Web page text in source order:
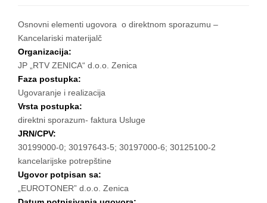
Osnovni elementi ugovora o direktnom sporazumu –
Kancelariski materijalč
Organizacija:
JP „RTV ZENICA“ d.o.o. Zenica
Faza postupka:
Ugovaranje i realizacija
Vrsta postupka:
direktni sporazum- faktura Usluge
JRN/CPV:
30199000-0; 30197643-5; 30197000-6; 30125100-2
kancelarijske potrepštine
Ugovor potpisan sa:
„EUROTONER” d.o.o. Zenica